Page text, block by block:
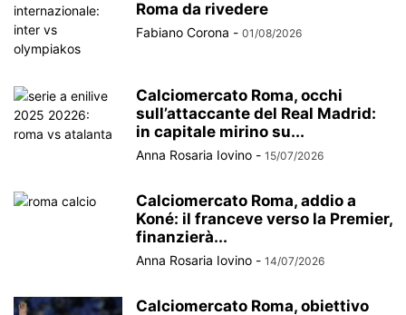
Roma da rivedere
Fabiano Corona - 01/08/2026
Calciomercato Roma, occhi
sull’attaccante del Real Madrid:
in capitale mirino su...
Anna Rosaria Iovino - 15/07/2026
Calciomercato Roma, addio a
Koné: il franceve verso la Premier,
finanzierà...
Anna Rosaria Iovino - 14/07/2026
Calciomercato Roma, obiettivo